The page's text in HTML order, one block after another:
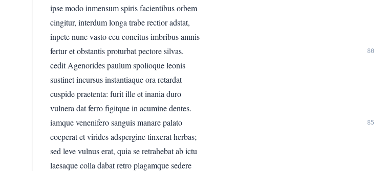
ipse modo inmensum spiris facientibus orbem
cingitur, interdum longa trabe rectior adstat,
inpete nunc vasto ceu concitus imbribus amnis
fertur et obstantis proturbat pectore silvas.
80
cedit Agenorides paulum spolioque leonis
sustinet incursus instantiaque ora retardat
cuspide praetenta: furit ille et inania duro
vulnera dat ferro figitque in acumine dentes.
iamque venenifero sanguis manare palato
85
coeperat et virides adspergine tinxerat herbas;
sed leve vulnus erat, quia se retrahebat ab ictu
laesaque colla dabat retro plagamque sedere